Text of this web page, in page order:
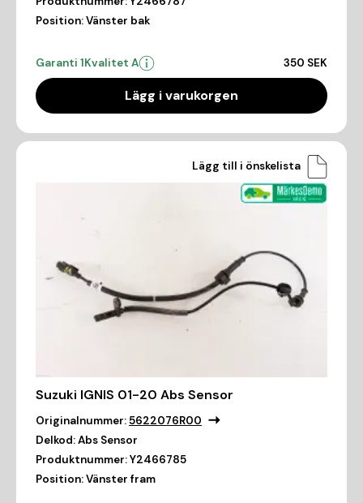
Position:Vänster bak
Garanti 1Kvalitet A 350 SEK
Lägg i varukorgen
Lägg till i önskelista
Suzuki IGNIS 01-20 Abs Sensor
Originalnummer:5622076R00
Delkod:Abs Sensor
Produktnummer:Y2466785
Position:Vänster fram